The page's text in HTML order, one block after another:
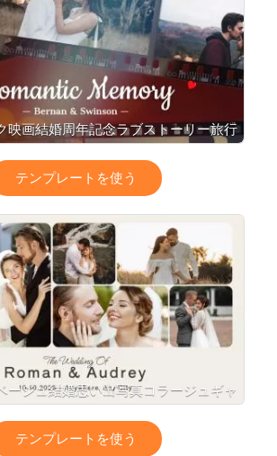
映画結婚周年記念ラブストーリー旅行
思い出スライドショー
テンプレートを使う
ージュ結婚思い出写真コラージュギャ
ラリースライドショー
テンプレートを使う